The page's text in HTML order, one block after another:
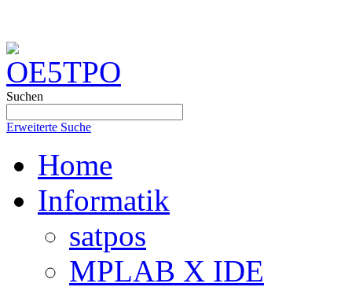
Suchen
Erweiterte Suche
Home
Informatik
satpos
MPLAB X IDE